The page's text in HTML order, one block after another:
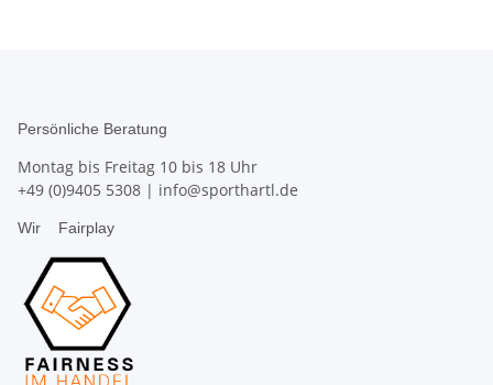
Persönliche Beratung
Montag bis Freitag 10 bis 18 Uhr
+49 (0)9405 5308 | info@sporthartl.de
Wir Fairplay